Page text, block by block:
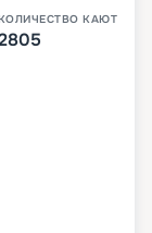
КАЮТ